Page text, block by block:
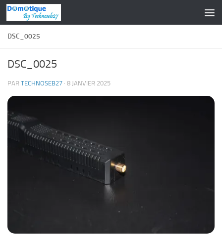
Skip to content
DSC_0025
DSC_0025
PAR TECHNOSEB27 · 8 JANVIER 2025